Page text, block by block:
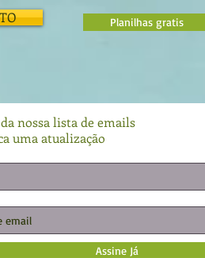
Planilhas gratis
nossa lista de emails
uma atualização
Assine Já